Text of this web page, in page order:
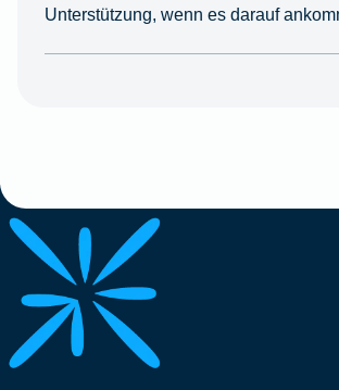
Unterstützung, wenn es darauf